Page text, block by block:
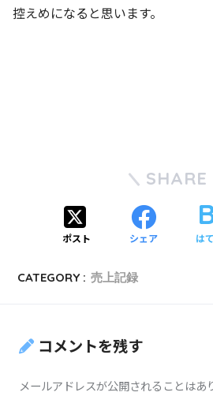
控えめになると思います。
SHARE
ポスト シェア は
CATEGORY : 売上記録
コメントを残す
メールアドレスが公開されることはあ